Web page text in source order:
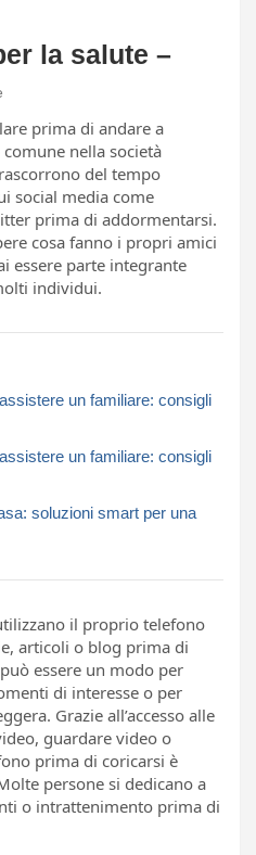
la salute –
prima di andare a
nella società
del tempo
social media come
prima di addormentarsi.
cosa fanno i propri amici
essere parte integrante
individui.
un familiare: consigli
un familiare: consigli
soluzioni smart per una
il proprio telefono
articoli o blog prima di
essere un modo per
di interesse o per
Grazie all’accesso alle
guardare video o
prima di coricarsi è
persone si dedicano a
o intrattenimento prima di